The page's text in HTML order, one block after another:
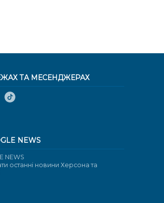
ТА МЕСЕНДЖЕРАХ
NEWS
NEWS
останні новини Херсона та